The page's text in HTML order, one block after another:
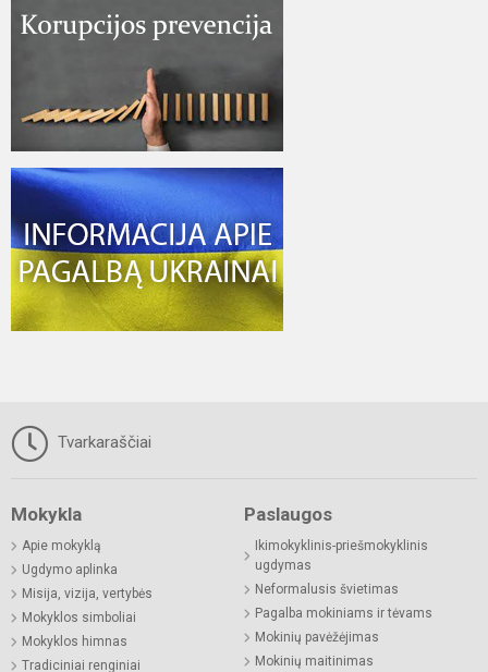
Tvarkaraščiai
Mokykla
Apie mokyklą
Ugdymo aplinka
Misija, vizija, vertybės
Mokyklos simboliai
Mokyklos himnas
Tradiciniai renginiai
Paslaugos
Ikimokyklinis-priešmokyklinis
ugdymas
Neformalusis švietimas
Pagalba mokiniams ir tėvams
Mokinių pavėžėjimas
Mokinių maitinimas